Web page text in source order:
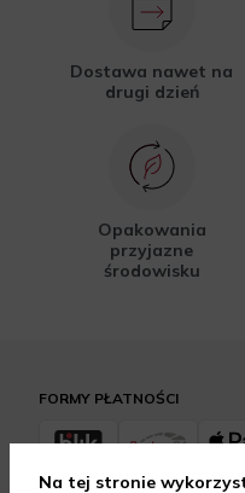
Dostawa nawet na
drugi dzień
Opakowania
przyjazne
środowisku
FORMY PŁATNOŚCI
Na tej stronie